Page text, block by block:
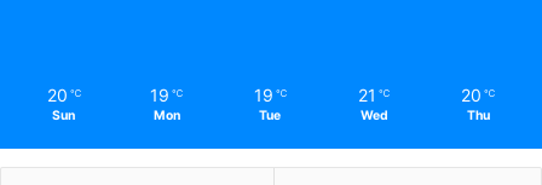
20 ℃
Sun
19 ℃
Mon
19 ℃
Tue
21 ℃
Wed
20 ℃
Thu